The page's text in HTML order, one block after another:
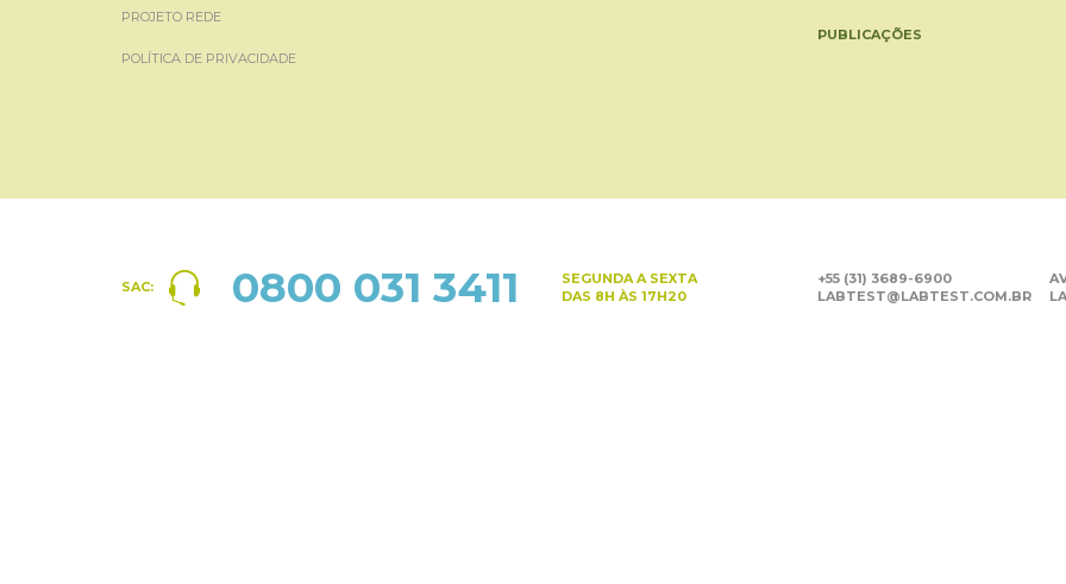
PROJETO REDE
POLÍTICA DE PRIVACIDADE
PUBLICAÇÕES
SAC: 0800 031 3411
SEGUNDA A SEXTA
DAS 8H ÀS 17H20
+55 (31) 3689-6900
LABTEST@LABTEST.COM.BR